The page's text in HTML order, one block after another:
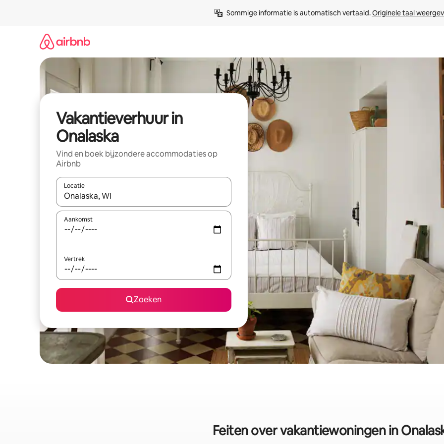
Sommige informatie is automatisch vertaald. Originele taal
Vakantieverhuur in
Onalaska
Vind en boek bijzondere accommodaties op
Airbnb
Locatie
Wanneer er suggesties beschikbaar zijn, maak je een keuze met je de pijltjestoetsen omhoog en omlaag, óf door te
Aankomst
Vertrek
Zoeken
Feiten over vakantiewoningen in